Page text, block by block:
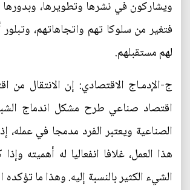
ويشاركون في نشرها وتطويرها،
فتغير من سلوكا تهم واتجاهاتهم،
لهم مستقبلهم.
ج-الإدمـاج الاقتصادي: إن الانتقال من
اقتصاد صناعي طرح مشكل اندماج
الصناعية ويعتبر الفرد مدمجا في عمله،
هذا العمل، غلافا انفعاليا له أهميته
الشيء الكثير بالنسبة إليه. وهذا ما تؤكده